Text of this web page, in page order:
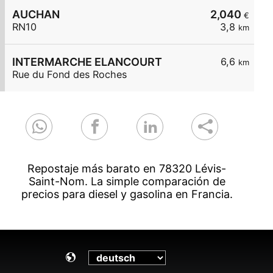
2,040 €
3,8 km
AUCHAN
RN10
6,6 km
INTERMARCHE ELANCOURT
Rue du Fond des Roches
Repostaje más barato en 78320 Lévis-
Saint-Nom. La simple comparación de
precios para diesel y gasolina en Francia.